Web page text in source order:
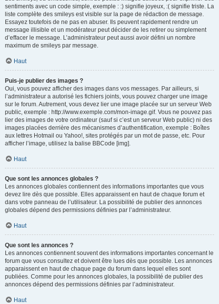
sentiments avec un code simple, exemple : :) signifie joyeux, :( signifie triste. La
liste complète des smileys est visible sur la page de rédaction de message.
Essayez toutefois de ne pas en abuser. Ils peuvent rapidement rendre un
message illisible et un modérateur peut décider de les retirer ou simplement
d’effacer le message. L’administrateur peut aussi avoir défini un nombre
maximum de smileys par message.
Haut
Puis-je publier des images ?
Oui, vous pouvez afficher des images dans vos messages. Par ailleurs, si
l’administrateur a autorisé les fichiers joints, vous pouvez charger une image
sur le forum. Autrement, vous devez lier une image placée sur un serveur Web
public, exemple : http://www.exemple.com/mon-image.gif. Vous ne pouvez pas
lier des images de votre ordinateur (sauf si c’est un serveur Web public) ni des
images placées derrière des mécanismes d’authentification, exemple : Boîtes
aux lettres Hotmail ou Yahoo!, sites protégés par un mot de passe, etc. Pour
afficher l’image, utilisez la balise BBCode [img].
Haut
Que sont les annonces globales ?
Les annonces globales contiennent des informations importantes que vous
devez lire dès que possible. Elles apparaissent en haut de chaque forum et
dans votre panneau de l’utilisateur. La possibilité de publier des annonces
globales dépend des permissions définies par l’administrateur.
Haut
Que sont les annonces ?
Les annonces contiennent souvent des informations importantes concernant le
forum que vous consultez et doivent être lues dès que possible. Les annonces
apparaissent en haut de chaque page du forum dans lequel elles sont
publiées. Comme pour les annonces globales, la possibilité de publier des
annonces dépend des permissions définies par l’administrateur.
Haut